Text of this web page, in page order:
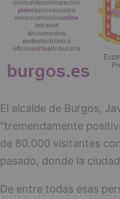
El alcalde de Burgos,
"tremendamente
de 80.000 visitantes
pasado, donde la
De entre todas esas